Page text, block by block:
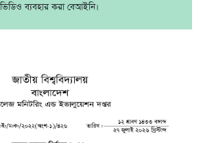
ভিডিও ব্যবহার করা বেআইনি।